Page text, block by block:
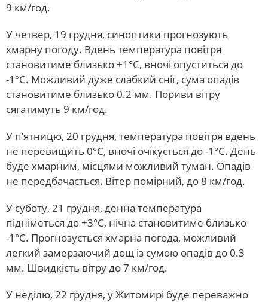
9 км/год.
У четвер, 19 грудня, синоптики прогнозують
хмарну погоду. Вдень температура повітря
становитиме близько +1°С, вночі опуститься до
-1°С. Можливий дуже слабкий сніг, сума опадів
становитиме близько 0.2 мм. Пориви вітру
сягатимуть 9 км/год.
У п’ятницю, 20 грудня, температура повітря вдень
не перевищить 0°С, вночі очікується до -1°С. День
буде хмарним, місцями можливий туман. Опадів
не передбачається. Вітер помірний, до 8 км/год.
У суботу, 21 грудня, денна температура
підніметься до +3°С, нічна становитиме близько
-1°С. Прогнозується хмарна погода, можливий
легкий замерзаючий дощ із сумою опадів до 0.3
мм. Швидкість вітру до 7 км/год.
У неділю, 22 грудня, у Житомирі буде переважно